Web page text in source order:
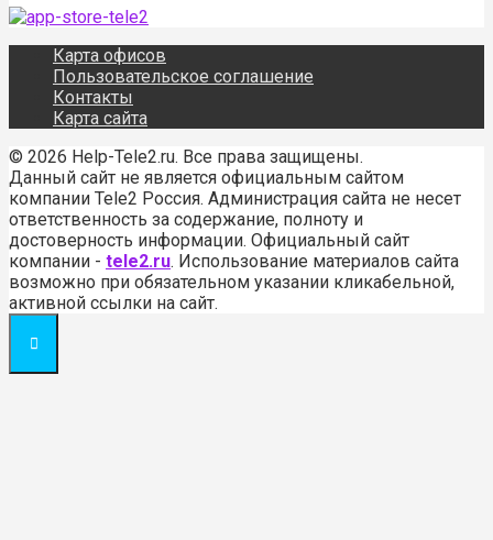
Карта офисов
Пользовательское соглашение
Контакты
Карта сайта
© 2026 Help-Tele2.ru. Все права защищены.
Данный сайт не является официальным сайтом
компании Tele2 Россия. Администрация сайта не несет
ответственность за содержание, полноту и
достоверность информации. Официальный сайт
компании - tele2.ru. Использование материалов сайта
возможно при обязательном указании кликабельной,
активной ссылки на сайт.